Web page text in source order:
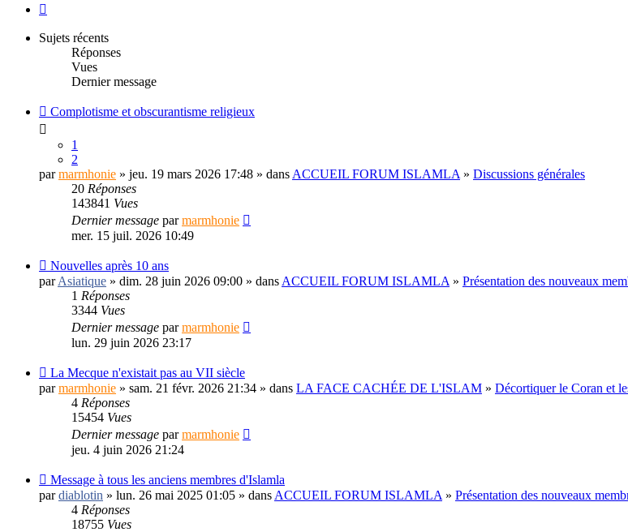
Sujets récents
Réponses
Vues
Dernier message
Complotisme et obscurantisme religieux
1
2
parmarmhonie » jeu. 19 mars 2026 17:48 » dans ACCUEIL FORUM ISLAMLA » Discussions générales
20 Réponses
143841 Vues
Dernier message parmarmhonie
mer. 15 juil. 2026 10:49
Nouvelles après 10 ans
parAsiatique » dim. 28 juin 2026 09:00 » dans ACCUEIL FORUM ISLAMLA » Présentation des nouveaux
1 Réponses
3344 Vues
Dernier message parmarmhonie
lun. 29 juin 2026 23:17
La Mecque n'existait pas au VII siècle
parmarmhonie » sam. 21 févr. 2026 21:34 » dans LA FACE CACHÉE DE L'ISLAM » Décortiquer le Coran et
4 Réponses
15454 Vues
Dernier message parmarmhonie
jeu. 4 juin 2026 21:24
Message à tous les anciens membres d'Islamla
pardiablotin » lun. 26 mai 2025 01:05 » dans ACCUEIL FORUM ISLAMLA » Présentation des nouveaux
4 Réponses
18755 Vues